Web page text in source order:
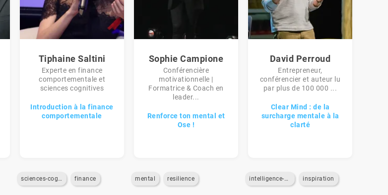
Tiphaine Saltini
Experte en finance
comportementale et
sciences cognitives
Introduction à la finance
comportementale
sciences-cognitives finance
Sophie Campione
Conférencière
motivationnelle |
Formatrice & Coach en
leader...
Renforce ton mental et
Ose !
mental resilience
David Perroud
Entrepreneur,
conférencier et auteur lu
par plus de 100 000 ...
Clear Mind : de la
surcharge mentale à la
clarté
intelligence-artificielle inspiration